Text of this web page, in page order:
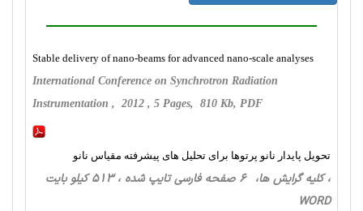
Stable delivery of nano-beams for advanced nano-scale analyses
International Conference on Synchrotron Radiation
Instrumentation , 2012 , 5 Pages, 810 Kb, PDF
تحویل پایدار نانو پرتوها برای تحلیل های پیشرفته مقیاس نانو
، کلیه گرایش ها، 6 صفحه فارسی تایپ شده ، 513 کیلو بایت
WORD